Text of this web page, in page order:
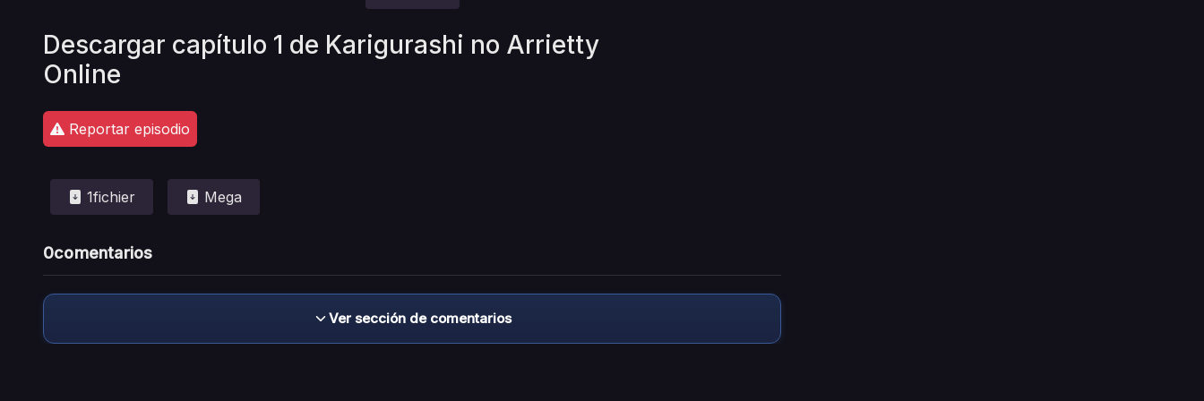
Descargar capítulo 1 de Karigurashi no Arrietty
Online
Reportar episodio
1fichier Mega
0comentarios
Ver sección de comentarios